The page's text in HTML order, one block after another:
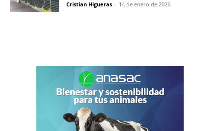
Cristian Higueras - 14 de enero de 2026